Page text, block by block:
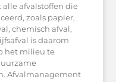
afvalstoffen die
zoals papier,
chemisch afval,
is daarom
het milieu te
Afvalmanagement